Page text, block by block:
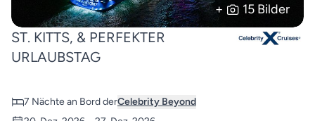
+ 15 Bilder
ST. KITTS, & PERFEKTER
URLAUBSTAG
7 Nächte an Bord derCelebrity Beyond